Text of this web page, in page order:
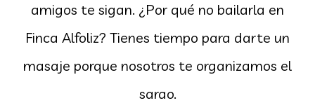
amigos te sigan. ¿Por qué no bailarla en
Finca Alfoliz? Tienes tiempo para darte un
masaje porque nosotros te organizamos el
sarao.